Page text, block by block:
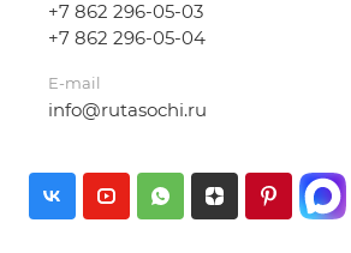
+7 862 296-05-03
+7 862 296-05-04
E-mail
info@rutasochi.ru